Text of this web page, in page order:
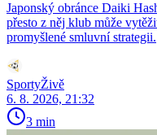
Japonský obránce Daiki
přesto z něj klub může
promyšlené smluvní strategii.
SportyŽivě
6. 8. 2026, 21:32
3 min